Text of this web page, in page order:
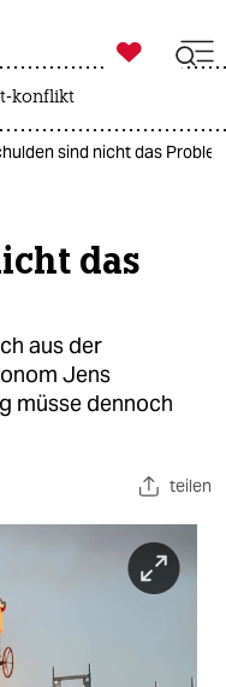

taz zahl ich
konflikt
sind nicht das
das
aus der
Jens
müsse dennoch
teilen